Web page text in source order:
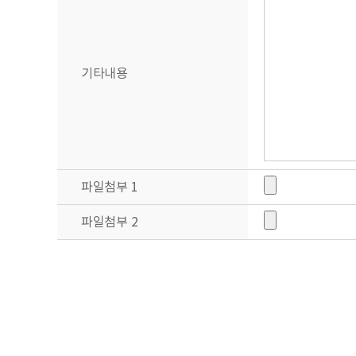
정이 이루어지도록 하겠습니다.
저장됩니다. 회사는 다음과 같은 목적을 위해 쿠키를 사용합니다.
▶ 쿠키 등 사용 목적
- 회원과 비회원의 접속 빈도나 방문 시간 등을 분석, 이용자의 취향과
귀하는 쿠키 설치에 대한 선택권을 가지고 있습니다. 따라서, 귀하는 웹
기타내용
파일첨부 1
파일첨부 2